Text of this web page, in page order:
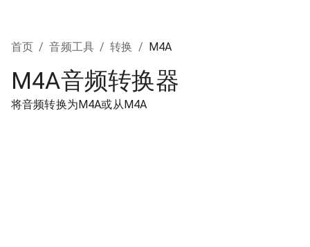
首页 / 音频工具 / 转换 / M4A
M4A音频转换器
将音频转换为M4A或从M4A